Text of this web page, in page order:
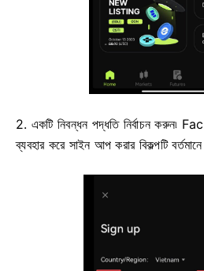
2. একটি নিবন্ধন পদ্ধতি নির্বাচন করুন৷
ব্যবহার করে সাইন আপ করার বিকল্পটি